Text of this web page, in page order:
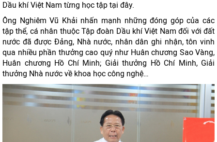
Dầu khí Việt Nam từng học tập tại đây.
Ông Nghiêm Vũ Khải nhấn mạnh những đóng góp của các
tập thể, cá nhân thuộc Tập đoàn Dầu khí Việt Nam đối với đất
nước đã được Đảng, Nhà nước, nhân dân ghi nhận, tôn vinh
qua nhiều phần thưởng cao quý như Huân chương Sao Vàng,
Huân chương Hồ Chí Minh; Giải thưởng Hồ Chí Minh, Giải
thưởng Nhà nước về khoa học công nghệ…